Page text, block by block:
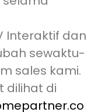
Interaktif dan
sewaktu-
sales kami.
dilihat di